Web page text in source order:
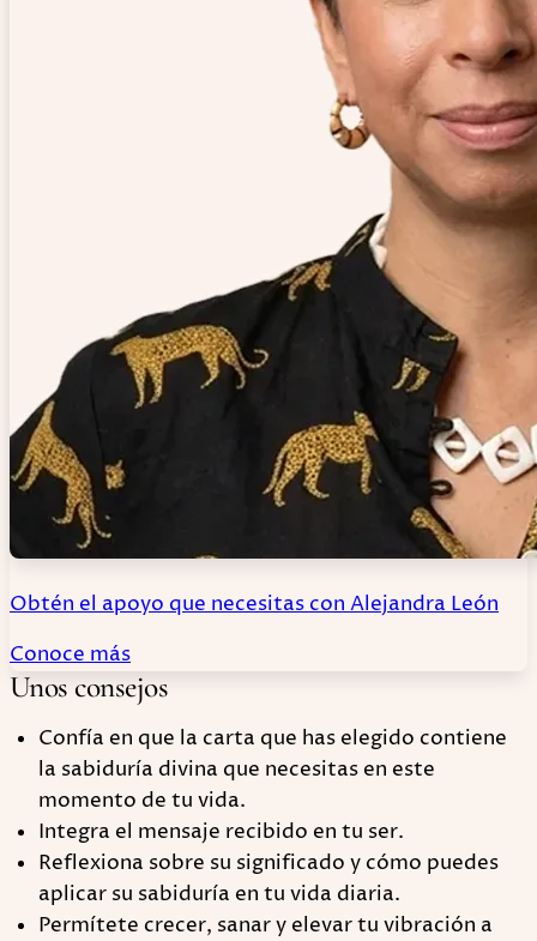
Obtén el apoyo que necesitas con Alejandra León
Conoce más
Unos consejos
Confía en que la carta que has elegido contiene
la sabiduría divina que necesitas en este
momento de tu vida.
Integra el mensaje recibido en tu ser.
Reflexiona sobre su significado y cómo puedes
aplicar su sabiduría en tu vida diaria.
Permítete crecer, sanar y elevar tu vibración a